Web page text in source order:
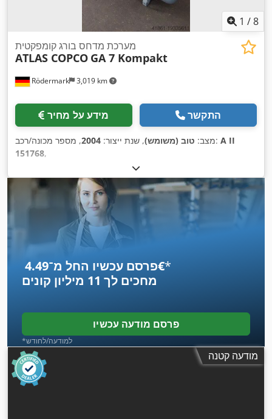
1 /8
Rödermark 3,019 km
מערכת מדחס בורג קומפקטית
ATLAS COPCO GA 7 Kompakt
מידע על מחיר התקשר
מצב: טוב (משומש), שנת ייצור: 2004 , מספר מכונה/רכב: A II
151768,
פרסם עכשיו החל מ־‏4.49 ‏€*
מחכים לך 11 מיליון קונים
פרסם מודעה עכשיו
*למודעה/לחודש
מודעה קטנה